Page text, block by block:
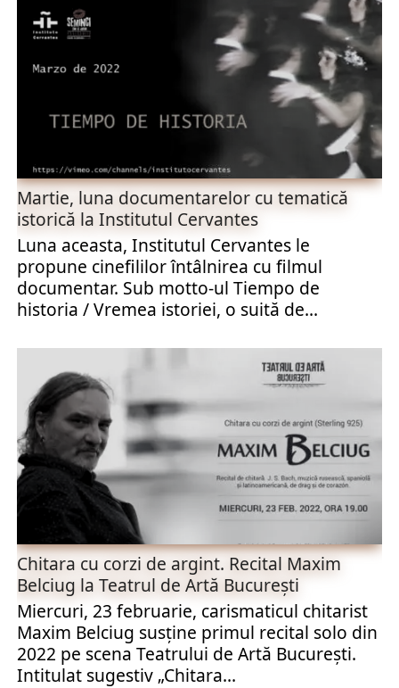
Martie, luna documentarelor cu tematică
istorică la Institutul Cervantes
Luna aceasta, Institutul Cervantes le
propune cinefililor întâlnirea cu filmul
documentar. Sub motto-ul Tiempo de
historia / Vremea istoriei, o suită de...
Chitara cu corzi de argint. Recital Maxim
Belciug la Teatrul de Artă București
Miercuri, 23 februarie, carismaticul chitarist
Maxim Belciug susține primul recital solo din
2022 pe scena Teatrului de Artă București.
Intitulat sugestiv „Chitara...